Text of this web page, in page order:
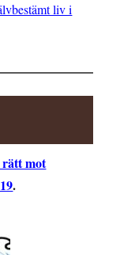
liv i
rätt mot
.